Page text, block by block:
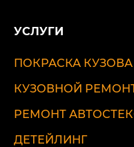
УСЛУГИ
ПОКРАСКА КУЗОВА
КУЗОВНОЙ
РЕМОНТ
ДЕТЕЙЛИНГ